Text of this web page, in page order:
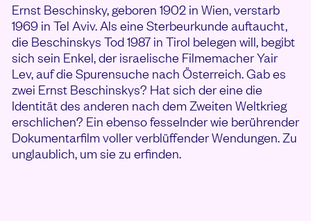
Ernst Beschinsky, geboren 1902 in Wien, verstarb
1969 in Tel Aviv. Als eine Sterbeurkunde auftaucht,
die Beschinskys Tod 1987 in Tirol belegen will, begibt
sich sein Enkel, der israelische Filmemacher Yair
Lev, auf die Spurensuche nach Österreich. Gab es
zwei Ernst Beschinskys? Hat sich der eine die
Identität des anderen nach dem Zweiten Weltkrieg
erschlichen? Ein ebenso fesselnder wie berührender
Dokumentarfilm voller verblüffender Wendungen. Zu
unglaublich, um sie zu erfinden.